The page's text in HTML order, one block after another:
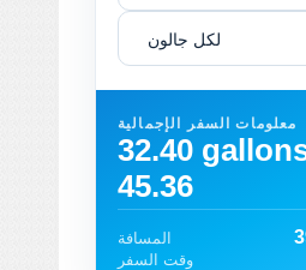
لكل جالون
معلومات السفر الإجمالية
32.40
45.36
المسافة
وقت السفر